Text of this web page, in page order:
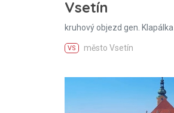
Vsetín
kruhový objezd gen. Klapálka
VS město Vsetín